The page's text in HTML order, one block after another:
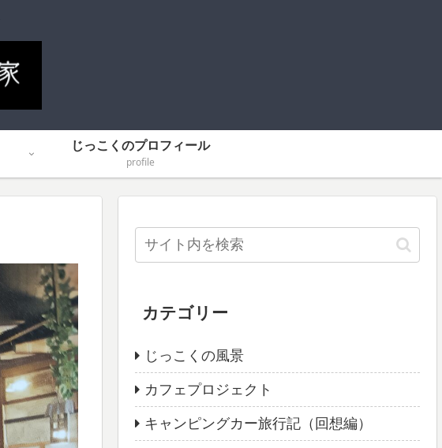
じっこくのプロフィール
profile
カテゴリー
じっこくの風景
カフェプロジェクト
キャンピングカー旅行記（回想編）